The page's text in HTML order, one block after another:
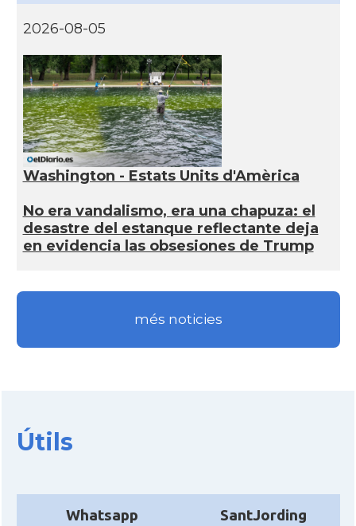
2026-08-05
Washington - Estats Units d'Amèrica
No era vandalismo, era una chapuza: el
desastre del estanque reflectante deja
en evidencia las obsesiones de Trump
més noticies
Útils
Whatsapp SantJording